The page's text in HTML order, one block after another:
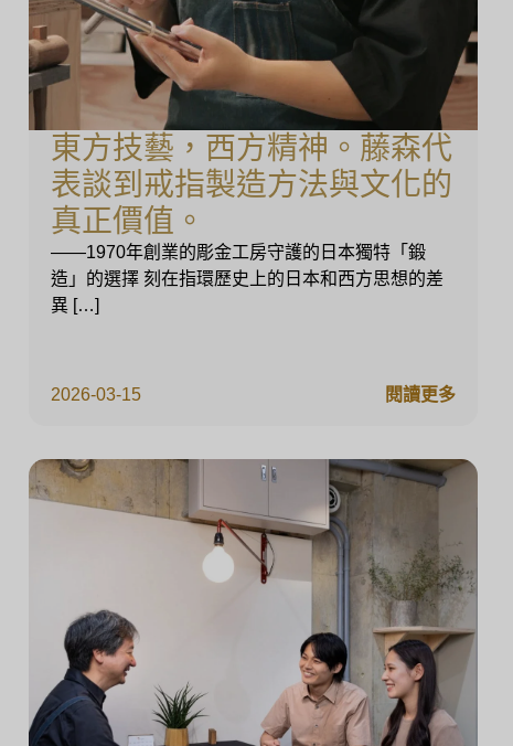
東方技藝，西方精神。藤森代
表談到戒指製造方法與文化的
真正價值。
2026-03-15
——1970年創業的彫金工房守護的日本獨特「鍛
造」的選擇 刻在指環歷史上的日本和西方思想的差
異 […]
閱讀更多